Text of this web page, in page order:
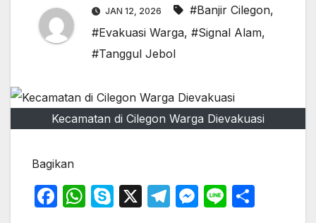
JAN 12, 2026 #Banjir Cilegon,
#Evakuasi Warga, #Signal Alam,
#Tanggul Jebol
Kecamatan di Cilegon Warga Dievakuasi
Bagikan
F
W S
X
T
M Li